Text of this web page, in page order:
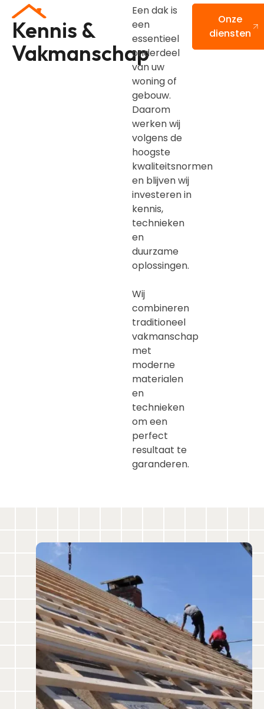
Kennis &
Vakmanschap
Een dak is
een
essentieel
onderdeel
van uw
woning of
gebouw.
Daarom
werken wij
volgens de
hoogste
kwaliteitsnormen
en blijven wij
investeren in
kennis,
technieken
en
duurzame
oplossingen.
Wij
combineren
traditioneel
vakmanschap
met
moderne
materialen
en
technieken
om een
perfect
resultaat te
garanderen.
Onze
diensten